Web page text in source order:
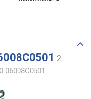
2
06008C0501